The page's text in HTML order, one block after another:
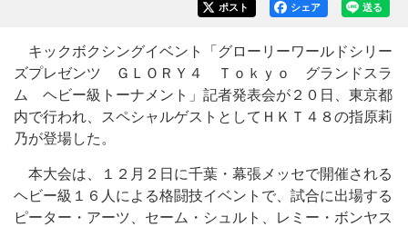
送る
シェア
ポスト
キックボクシングイベント「グローリーワールドシリー
ズプレゼンツ ＧＬＯＲＹ４ Ｔｏｋｙｏ グランドスラ
ム ヘビー級トーナメント」記者発表会が２０日、東京都
内で行われ、スペシャルゲストとしてＨＫＴ４８の指原莉
乃が登場した。
本大会は、１２月２日に千葉・幕張メッセで開催される
ヘビー級１６人による格闘技イベントで、試合に出場する
ピーター・アーツ、セーム・シュルト、レミー・ボンヤス